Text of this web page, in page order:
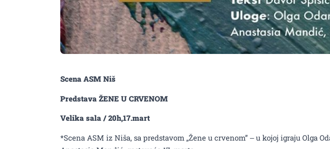
Predstava ,,Žene u crvenom” u KIC-u
Tomović” 17.marta
Scena ASM Niš
Predstava ŽENE U CRVENOM
Velika sala / 20h,17.mart
*Scena ASM iz Niša, sa predstavom „Žene u crvenom” ‒ u kojoj igraju Olga